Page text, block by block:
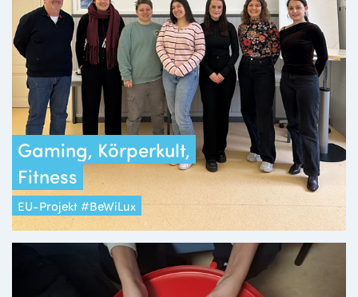
Gaming, Körperkult,
Fitness
EU-Projekt #BeWiLux